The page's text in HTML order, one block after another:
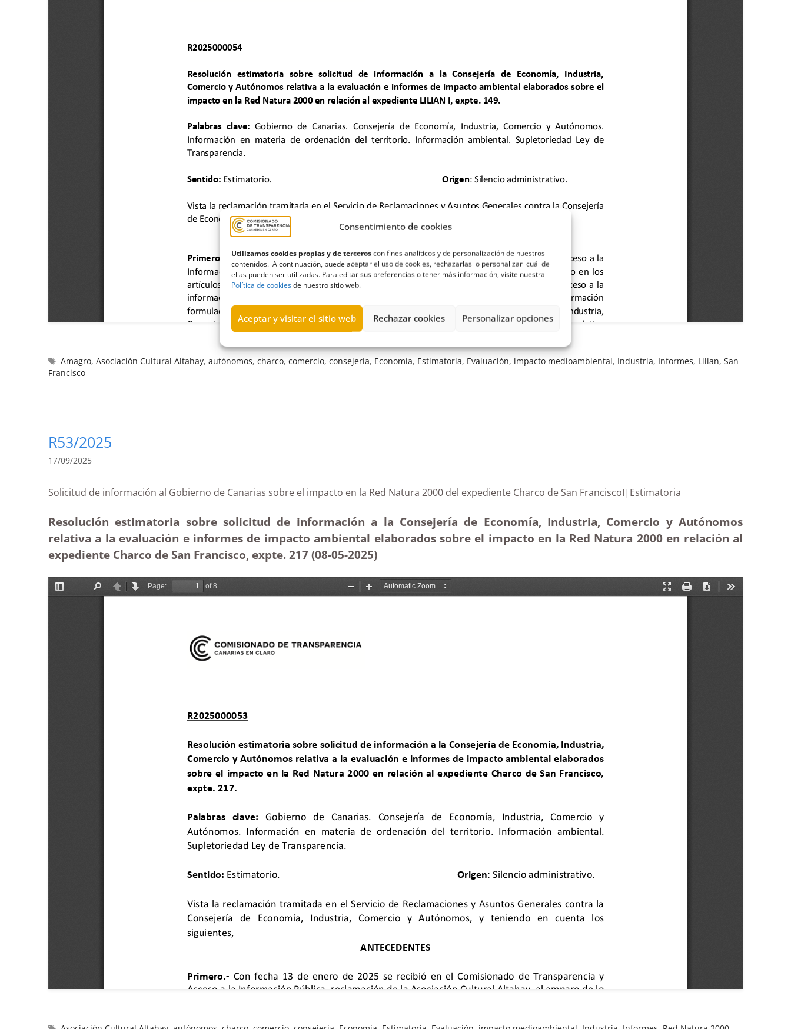
Consentimiento de cookies
Utilizamos cookies propias y de terceroscon fines analíticos y de personalización de nuestros
contenidos. A continuación, puede aceptar el uso de cookies, rechazarlas o personalizar cuál de
ellas pueden ser utilizadas. Para editar sus preferencias o tener más información, visite nuestra
Política de cookiesde nuestro sitio web.
Aceptar y visitar el sitio web Rechazar cookies Personalizar opciones
Amagro,Asociación Cultural Altahay,autónomos,charco,comercio,consejería, Economía, Estimatoria, Evaluación, impacto medioambiental, Industria, Informes, Lilian,San
Francisco
R53/2025
17/09/2025
Solicitud de información al Gobierno de Canarias sobre el impacto en la Red Natura 2000 del expediente Charco de San FranciscoI|Estimatoria
Resolución estimatoria sobre solicitud de información a la Consejería de Economía, Industria, Comercio y Autónomos
relativa a la evaluación e informes de impacto ambiental elaborados sobre el impacto en la Red Natura 2000 en relación al
expediente Charco de San Francisco, expte. 217 (08-05-2025)